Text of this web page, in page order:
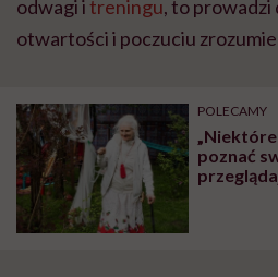
odwagi itreningu, to prowadzi
otwartości i poczuciu
POLECAMY
poznać